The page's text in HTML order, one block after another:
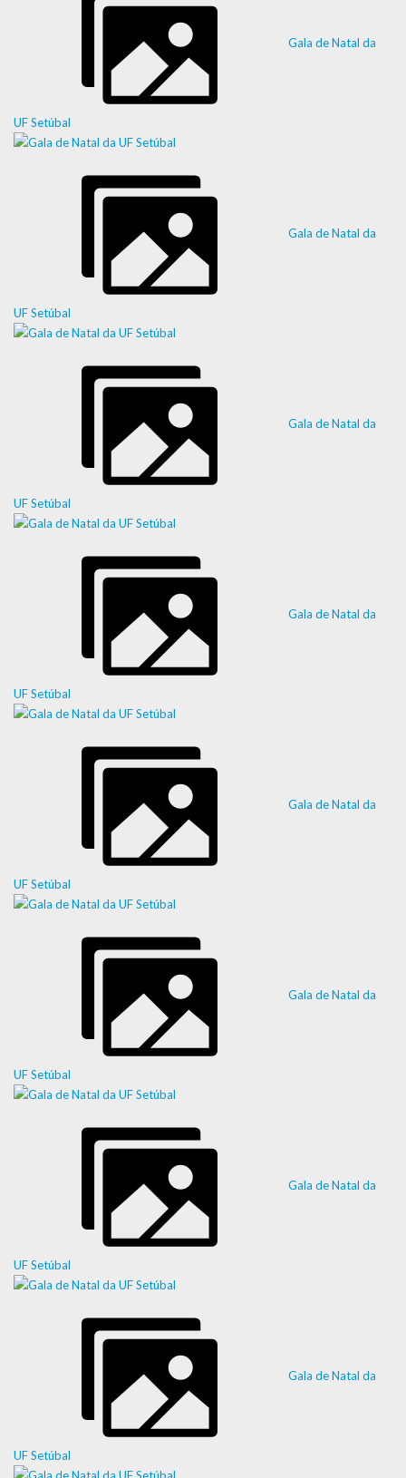
Gala de Natal da
UF Setúbal
Gala de Natal da
UF Setúbal
Gala de Natal da
UF Setúbal
Gala de Natal da
UF Setúbal
Gala de Natal da
UF Setúbal
Gala de Natal da
UF Setúbal
Gala de Natal da
UF Setúbal
Gala de Natal da
UF Setúbal